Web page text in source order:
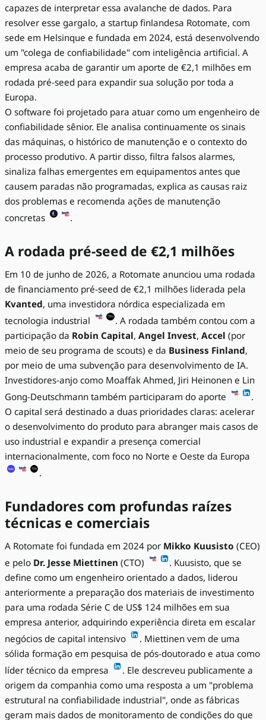
capazes de interpretar essa avalanche de dados. Para
resolver esse gargalo, a startup finlandesa Rotomate, com
sede em Helsinque e fundada em 2024, está desenvolvendo
um "colega de confiabilidade" com inteligência artificial. A
empresa acaba de garantir um aporte de €2,1 milhões em
rodada pré-seed para expandir sua solução por toda a
Europa.
O software foi projetado para atuar como um engenheiro de
confiabilidade sênior. Ele analisa continuamente os sinais
das máquinas, o histórico de manutenção e o contexto do
processo produtivo. A partir disso, filtra falsos alarmes,
sinaliza falhas emergentes em equipamentos antes que
causem paradas não programadas, explica as causas raiz
dos problemas e recomenda ações de manutenção
concretas
.
A rodada pré-seed de €2,1 milhões
Em 10 de junho de 2026, a Rotomate anunciou uma rodada
de financiamento pré-seed de €2,1 milhões liderada pela
Kvanted, uma investidora nórdica especializada em
tecnologia industrial
. A rodada também contou com a
participação da Robin Capital, Angel Invest, Accel (por
meio de seu programa de scouts) e da Business Finland,
por meio de uma subvenção para desenvolvimento de IA.
Investidores-anjo como Moaffak Ahmed, Jiri Heinonen e Lin
Gong-Deutschmann também participaram do aporte
.
O capital será destinado a duas prioridades claras: acelerar
o desenvolvimento do produto para abranger mais casos de
uso industrial e expandir a presença comercial
internacionalmente, com foco no Norte e Oeste da Europa
.
Fundadores com profundas raízes
técnicas e comerciais
A Rotomate foi fundada em 2024 por Mikko Kuusisto (CEO)
e pelo Dr. Jesse Miettinen (CTO)
. Kuusisto, que se
define como um engenheiro orientado a dados, liderou
anteriormente a preparação dos materiais de investimento
para uma rodada Série C de US$ 124 milhões em sua
empresa anterior, adquirindo experiência direta em escalar
negócios de capital intensivo
. Miettinen vem de uma
sólida formação em pesquisa de pós-doutorado e atua como
líder técnico da empresa
. Ele descreveu publicamente a
origem da companhia como uma resposta a um "problema
estrutural na confiabilidade industrial", onde as fábricas
geram mais dados de monitoramento de condições do que